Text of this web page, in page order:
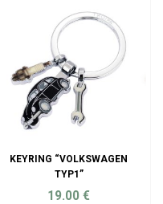
KEYRING “VOLKSWAGEN
TYP1”
19.00€